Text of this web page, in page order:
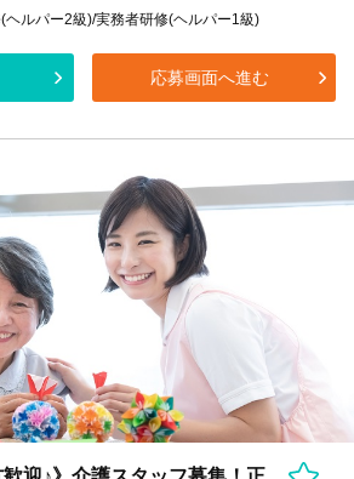
ヘルパー2級)/実務者研修(ヘルパー1級)
応募画面へ進む